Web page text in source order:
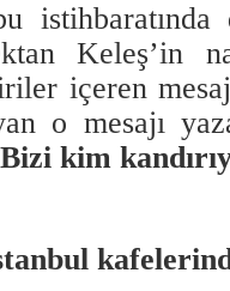
istihbaratında
Keleş’in
içeren
o mesajı
Bizi kim